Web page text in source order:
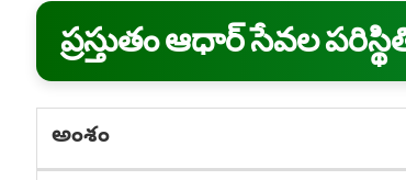
ప్రస్తుతం ఆధార్ సేవల
అంశం